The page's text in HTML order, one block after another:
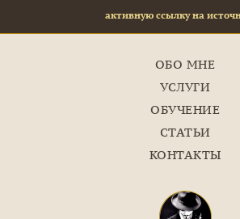
активную ссылку на
ОБО МНЕ
УСЛУГИ
ОБУЧЕНИЕ
СТАТЬИ
КОНТАКТЫ